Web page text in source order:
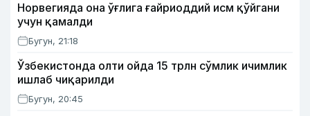
Норвегияда она ўғлига ғайриоддий исм қўйгани
учун қамалди
Бугун, 21:18
Ўзбекистонда олти ойда 15 трлн сўмлик ичимлик
ишлаб чиқарилди
Бугун, 20:45